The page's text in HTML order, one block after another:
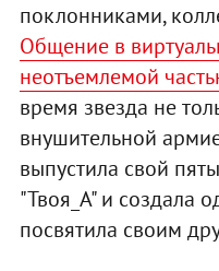
поклонниками,
Общение в
неотъемлемой
время звезда не
внушительной
выпустила свой
"Твоя_А" и создала
посвятила своим